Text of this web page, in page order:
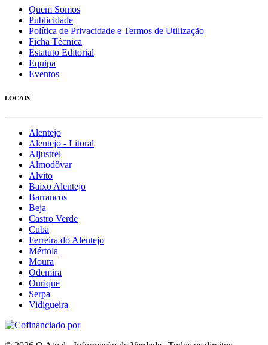
Quem Somos
Publicidade
Política de Privacidade e Termos de Utilização
Ficha Técnica
Estatuto Editorial
Equipa
Eventos
LOCAIS
Alentejo
Alentejo - Litoral
Aljustrel
Almodôvar
Alvito
Baixo Alentejo
Barrancos
Beja
Castro Verde
Cuba
Ferreira do Alentejo
Mértola
Moura
Odemira
Ourique
Serpa
Vidigueira